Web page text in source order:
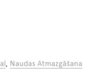
, Naudas Atmazgāšana